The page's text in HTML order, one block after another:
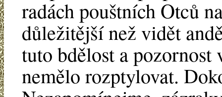
radách pouštních Otců
důležitější než vidět
tuto bdělost a pozornost
nemělo rozptylovat.